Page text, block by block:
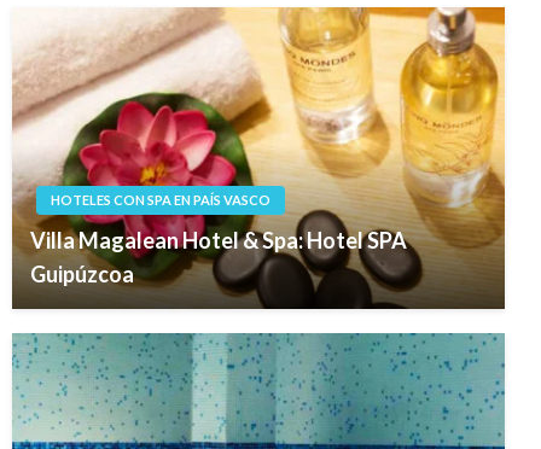
HOTELES CON SPA EN PAÍS VASCO
Villa Magalean Hotel & Spa: Hotel SPA
Guipúzcoa